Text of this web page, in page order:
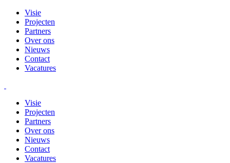
Visie
Projecten
Partners
Over ons
Nieuws
Contact
Vacatures
Visie
Projecten
Partners
Over ons
Nieuws
Contact
Vacatures